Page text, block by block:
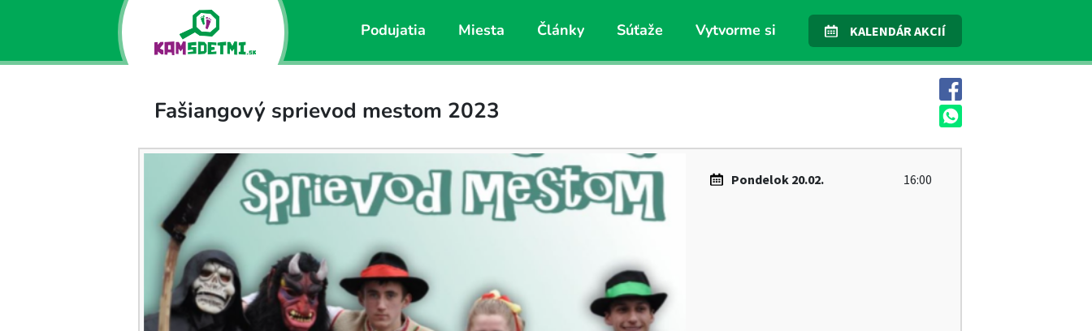
Podujatia Miesta Články Súťaže Vytvorme si KALENDÁR AKCIÍ
Fašiangový sprievod mestom 2023
Pondelok20.02. 16:00